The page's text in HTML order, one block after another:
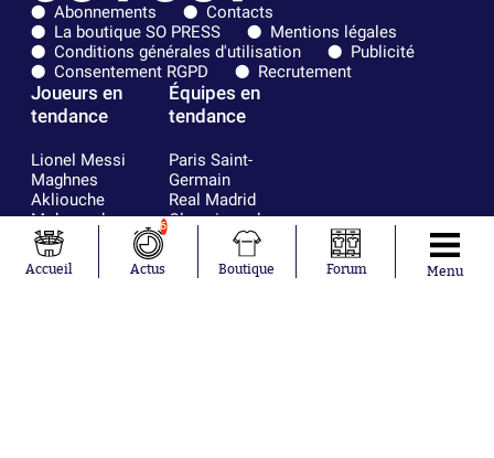
Abonnements
Contacts
La boutique SO PRESS
Mentions légales
Conditions générales d'utilisation
Publicité
Consentement RGPD
Recrutement
Joueurs en
tendance
Lionel Messi
Maghnes
Akliouche
Mohamed
Salah
Neymar
Julián Álvarez
Équipes en
tendance
Paris Saint-
Germain
Real Madrid
Olympique de
Marseille
FC Barcelone
Accueil
6
Actus Boutique Forum Menu